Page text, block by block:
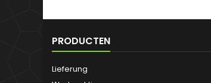
PRODUCTEN
Lieferung